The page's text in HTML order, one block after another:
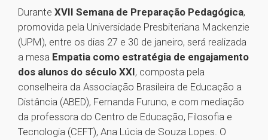
Durante XVII Semana de Preparação Pedagógica,
promovida pela Universidade Presbiteriana Mackenzie
(UPM), entre os dias 27 e 30 de janeiro, será realizada
a mesa Empatia como estratégia de engajamento
dos alunos do século XXI, composta pela
conselheira da Associação Brasileira de Educação a
Distância (ABED), Fernanda Furuno, e com mediação
da professora do Centro de Educação, Filosofia e
Tecnologia (CEFT), Ana Lúcia de Souza Lopes. O